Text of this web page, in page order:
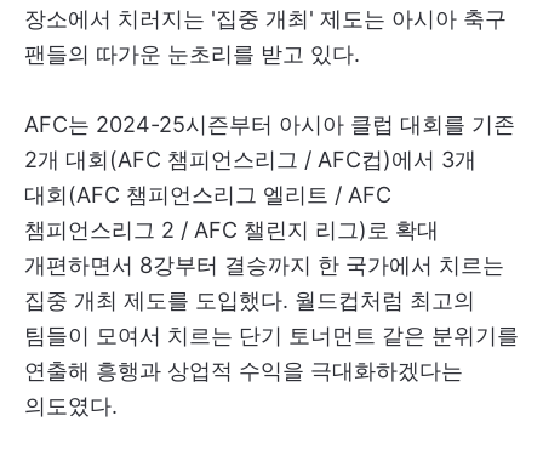
장소에서 치러지는 '집중 개최' 제도는 아시아 축구
팬들의 따가운 눈초리를 받고 있다.
AFC는 2024-25시즌부터 아시아 클럽 대회를 기존
2개 대회(AFC 챔피언스리그 / AFC컵)에서 3개
대회(AFC 챔피언스리그 엘리트 / AFC
챔피언스리그 2 / AFC 챌린지 리그)로 확대
개편하면서 8강부터 결승까지 한 국가에서 치르는
집중 개최 제도를 도입했다. 월드컵처럼 최고의
팀들이 모여서 치르는 단기 토너먼트 같은 분위기를
연출해 흥행과 상업적 수익을 극대화하겠다는
의도였다.